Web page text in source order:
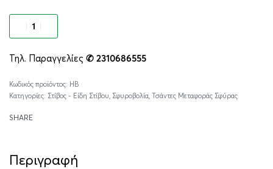
Τηλ. Παραγγελίες ✆ 2310686555
HB
Κατηγορίες: Στίβος - Είδη Στίβου Σφυροβολία Τσάντες Μεταφοράς Σφύρας
SHARE
Περιγραφή